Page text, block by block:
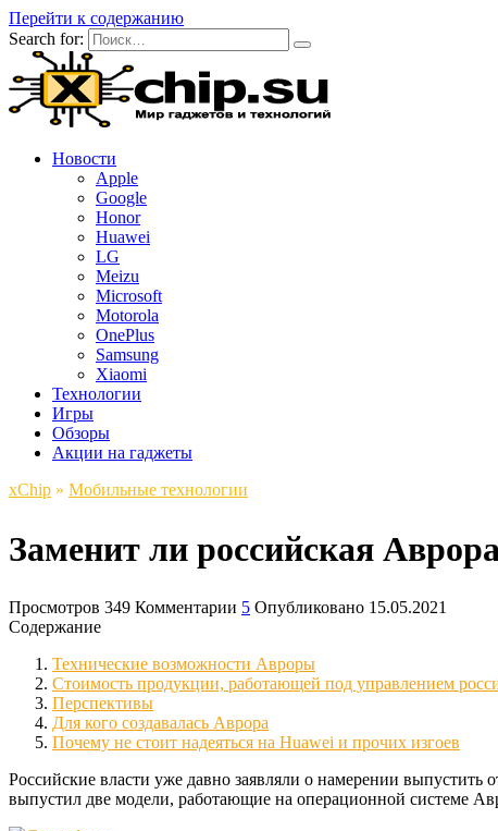
Перейти к содержанию
Search for:
Новости
Apple
Google
Honor
Huawei
LG
Meizu
Microsoft
Motorola
OnePlus
Samsung
Xiaomi
Технологии
Игры
Обзоры
Акции на гаджеты
xСhip » Мобильные технологии
Заменит ли российская
Просмотров 349 Комментарии 5 Опубликовано 15.05.2021
Содержание
Технические возможности Авроры
Стоимость продукции, работающей под управлением
Перспективы
Для кого создавалась Аврора
Почему не стоит надеяться на Huawei и прочих изгоев
Российские власти уже давно заявляли о намерении
выпустил две модели, работающие на операционной системе